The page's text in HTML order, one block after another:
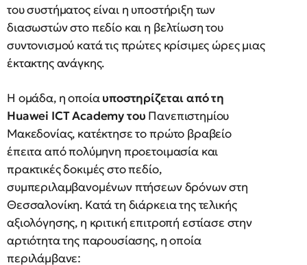
του συστήματος είναι η υποστήριξη των
διασωστών στο πεδίο και η βελτίωση του
συντονισμού κατά τις πρώτες κρίσιμες ώρες μιας
έκτακτης ανάγκης.
Η ομάδα, η οποίαυποστηρίζεται από τη
Huawei ICT Academy του Πανεπιστημίου
Μακεδονίας, κατέκτησε το πρώτο βραβείο
έπειτα από πολύμηνη προετοιμασία και
πρακτικές δοκιμές στο πεδίο,
συμπεριλαμβανομένων πτήσεων δρόνων στη
Θεσσαλονίκη. Κατά τη διάρκεια της τελικής
αξιολόγησης, η κριτική επιτροπή εστίασε στην
αρτιότητα της παρουσίασης, η οποία
περιλάμβανε: